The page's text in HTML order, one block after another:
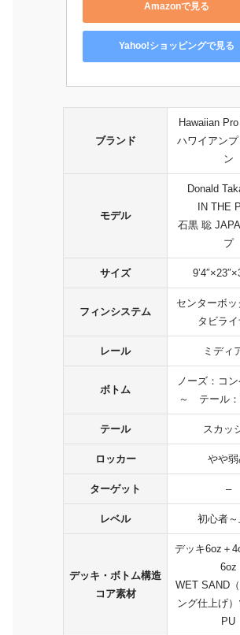
Amazonで見る
Yahoo!ショッピングで見る
ブランド
Hawaiian
ハワイアン
ン
モデル
Donald
IN THE
石黒 聡
プ
サイズ
フィンシステム
センターボ
タビラ
レール ミディ
ボトム
ノーズ：コ
～ テール：
テール スカッ
ロッカー やや弱
ターゲット –
レベル 初心者～
デッキ・ボトム構造
コア素材
デッキ6oz＋
6oz
WET SAND
ング仕上げ
PU